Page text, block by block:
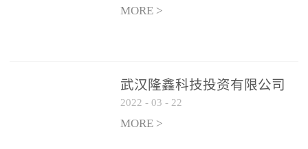
开遴选公告
MORE >
武汉隆鑫科技投资有限公司
招聘实施方案
2022 - 03 - 22
MORE >